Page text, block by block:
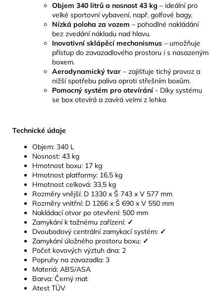
Objem 340 litrů a nosnost 43 kg – ideální pro
velké sportovní vybavení, např. golfové bagy.
Nízká poloha za vozem – pohodlné nakládání
bez zvedání nákladu nad hlavu.
Inovativní sklápěcí mechanismus – umožňuje
přístup do zavazadlového prostoru i s nasazeným
boxem.
Aerodynamický tvar – zajišťuje tichý provoz a
nižší spotřebu paliva oproti střešním boxům.
Pomocný systém pro otevírání- Díky systému
se box otevírá a zavírá velmi z lehka
Technické údaje
Objem: 340 L
Nosnost: 43 kg
Hmotnost boxu: 17 kg
Hmotnost platformy: 16,5 kg
Hmotnost celková: 33,5 kg
Rozměry vnější: D 1330 x Š 743 x V 577 mm
Rozměry vnitřní: D 1266 x Š 690 x V 550 mm
Nakládací otvor po otevření: 500 mm
Zamykání k tažnému zařízení: ✓
Dvoubodový centrální zamykací systém: ✓
Zamykání úložného prostoru boxu: ✓
Počet kovových výztuh dna: 2
Popruhy na zavazadla: 3
Materiá: ABS/ASA
Barva: Černý mat
Atest TÜV